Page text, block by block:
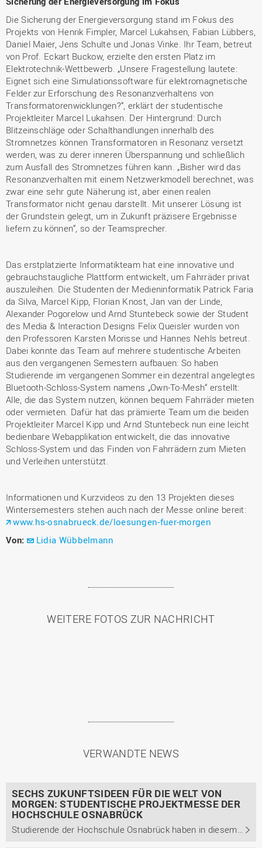
Die Sicherung der Energieversorgung stand im Fokus des
Projekts von Henrik Fimpler, Marcel Lukahsen, Fabian Lübbers,
Daniel Maier, Jens Schulte und Jonas Vinke. Ihr Team, betreut
von Prof. Eckart Buckow, erzielte den ersten Platz im
Elektrotechnik-Wettbewerb. „Unsere Fragestellung lautete:
Eignet sich eine Simulationssoftware für elektromagnetische
Felder zur Erforschung des Resonanzverhaltens von
Transformatorenwicklungen?“, erklärt der studentische
Projektleiter Marcel Lukahsen. Der Hintergrund: Durch
Blitzeinschläge oder Schalthandlungen innerhalb des
Stromnetzes können Transformatoren in Resonanz versetzt
werden, was zu derer inneren Überspannung und schließlich
zum Ausfall des Stromnetzes führen kann. „Bisher wird das
Resonanzverhalten mit einem Netzwerkmodell berechnet, was
zwar eine sehr gute Näherung ist, aber einen realen
Transformator nicht genau darstellt. Mit unserer Lösung ist
der Grundstein gelegt, um in Zukunft präzisere Ergebnisse
liefern zu können“, so der Teamsprecher.
Das erstplatzierte Informatikteam hat eine innovative und
gebrauchstaugliche Plattform entwickelt, um Fahrräder privat
auszuleihen. Die Studenten der Medieninformatik Patrick Faria
da Silva, Marcel Kipp, Florian Knost, Jan van der Linde,
Alexander Pogorelow und Arnd Stuntebeck sowie der Student
des Media & Interaction Designs Felix Queisler wurden von
den Professoren Karsten Morisse und Hannes Nehls betreut.
Dabei konnte das Team auf mehrere studentische Arbeiten
aus den vergangenen Semestern aufbauen: So haben
Studierende im vergangenen Sommer ein dezentral angelegtes
Bluetooth-Schloss-System namens „Own-To-Mesh“ erstellt:
Alle, die das System nutzen, können bequem Fahrräder mieten
oder vermieten. Dafür hat das prämierte Team um die beiden
Projektleiter Marcel Kipp und Arnd Stuntebeck nun eine leicht
bedienbare Webapplikation entwickelt, die das innovative
Schloss-System und das Finden von Fahrrädern zum Mieten
und Verleihen unterstützt.
Informationen und Kurzvideos zu den 13 Projekten dieses
Wintersemesters stehen auch nach der Messe online bereit:
www.hs-osnabrueck.de/loesungen-fuer-morgen
Von:
Lidia Wübbelmann
WEITERE FOTOS ZUR NACHRICHT
VERWANDTE NEWS
SECHS ZUKUNFTSIDEEN FÜR DIE WELT VON
MORGEN: STUDENTISCHE PROJEKTMESSE DER
HOCHSCHULE OSNABRÜCK
Studierende der Hochschule Osnabrück haben in diesem Sommersemester sechs „Lösungen für die Welt von morgen“ entwickelt und auf der gleichnamigen Online-Projektmesse vorgestellt. Die beiden besten Ideen erhielten Preise, gestiftet von der Fördergesellschaft der Hochschule Osnabrück und der Dr. ...